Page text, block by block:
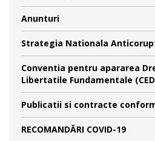
Anunturi
Strategia Nationala
Conventia pentru apararea
Libertatile Fundamentale
Publicatii si contracte
RECOMANDĂRI COVID-19